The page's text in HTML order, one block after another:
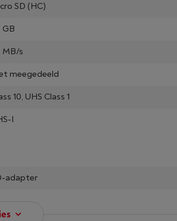
SD (HC)
GB
MB/s
meegedeeld
10, UHS Class 1
I
adapter